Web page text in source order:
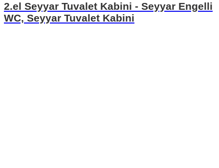
2.el Seyyar Tuvalet Kabini - Seyyar Engelli
WC, Seyyar Tuvalet Kabini